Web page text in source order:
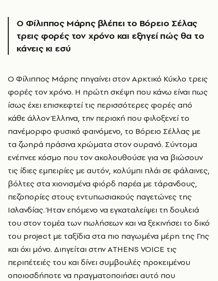
Ο Φίλιππος Μάρης βλέπει το Βόρειο Σέλας
τρεις φορές τον χρόνο και εξηγεί πώς θα το
κάνεις κι εσύ
Φίλιππος Μάρης πηγαίνει στον Αρκτικό Κύκλο τρεις
φορές τον χρόνο. Η πρώτη σκέψη που κάνω είναι πως
ίσως έχει επισκεφτεί τις περισσότερες φορές από
κάθε άλλον Έλληνα, την περιοχή που φιλοξενεί το
πανέμορφο φυσικό φαινόμενο, το Βόρειο Σέλλας με
τα ζωηρά πράσινα χρώματα στον ουρανό. Σύντομα
ενέπνεε κόσμο που τον ακολουθούσε για να βιώσουν
τις ίδιες εμπειρίες με αυτόν, κολύμπι πλάι σε φάλαινες,
βόλτες στα χιονισμένα φιόρδ παρέα με τάρανδους,
πεζοπορίες στους εντυπωσιακούς παγετώνες της
Ισλανδίας. Ήταν επόμενο να εγκαταλείψει τη δουλειά
του στον τομέα των πωλήσεων και να ξεκινήσει το δικό
του project με ταξίδια στα πιο παγωμένα μέρη της Γης
και όχι μόνο. Διηγείται στην ATHENS VOICE τις
περιπέτειές του και δίνει συμβουλές προκειμένου
οποιοσδήποτε να πραγματοποιήσει αυτό που